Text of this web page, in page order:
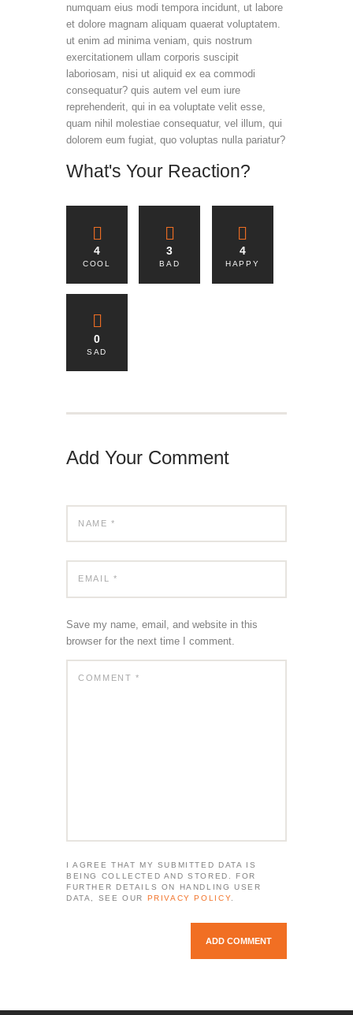
numquam eius modi tempora incidunt, ut labore
et dolore magnam aliquam quaerat voluptatem.
ut enim ad minima veniam, quis nostrum
exercitationem ullam corporis suscipit
laboriosam, nisi ut aliquid ex ea commodi
consequatur? quis autem vel eum iure
reprehenderit, qui in ea voluptate velit esse,
quam nihil molestiae consequatur, vel illum, qui
dolorem eum fugiat, quo voluptas nulla pariatur?
What's Your Reaction?
4
COOL
3
BAD
4
HAPPY
0
SAD
Add Your Comment
Save my name, email, and website in this
browser for the next time I comment.
I AGREE THAT MY SUBMITTED DATA IS
BEING COLLECTED AND STORED. FOR
FURTHER DETAILS ON HANDLING USER
DATA, SEE OUR PRIVACY POLICY.